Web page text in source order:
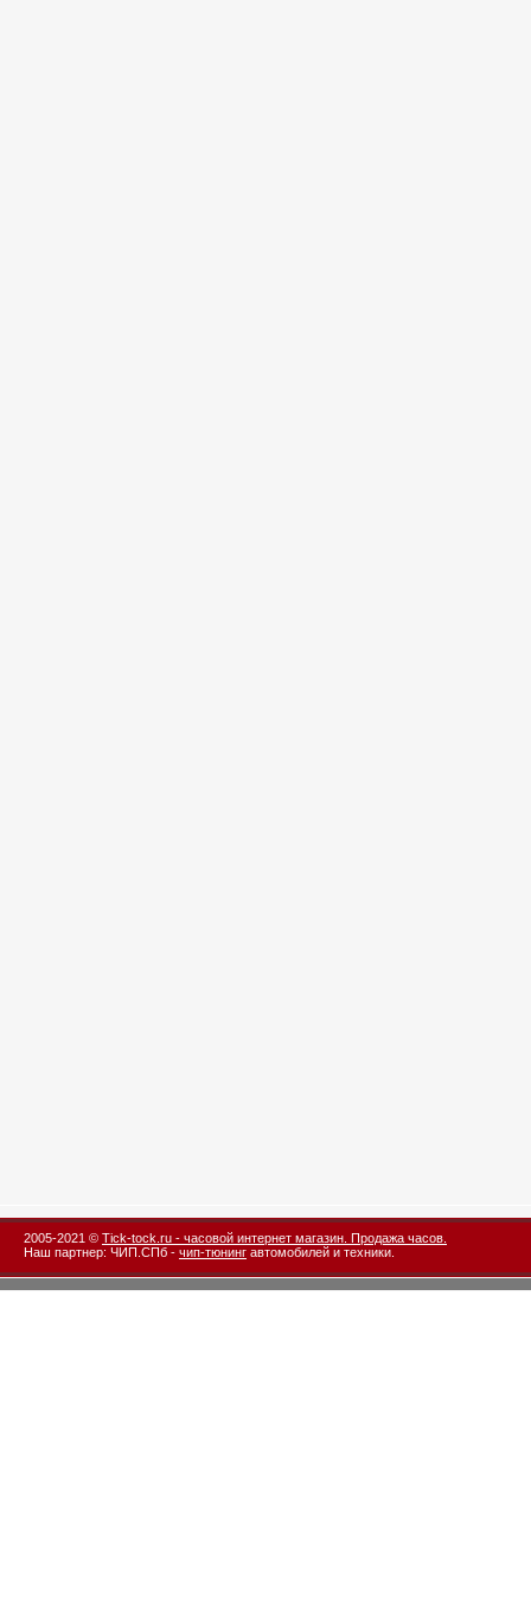
2005-2021 © Tick-tock.ru - часовой интернет магазин. Продажа часов.
Наш партнер: ЧИП.СПб - чип-тюнинг автомобилей и техники.